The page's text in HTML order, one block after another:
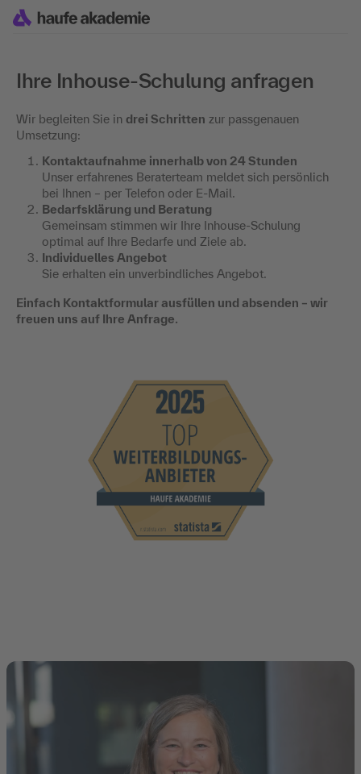
Ihre Inhouse-Schulung anfragen
Wir begleiten Sie in drei Schritten zur passgenauen
Umsetzung:
Kontaktaufnahme innerhalb von 24 Stunden
Unser erfahrenes Beraterteam meldet sich persönlich
bei Ihnen – per Telefon oder E-Mail.
Bedarfsklärung und Beratung
Gemeinsam stimmen wir Ihre Inhouse-Schulung
optimal auf Ihre Bedarfe und Ziele ab.
Individuelles Angebot
Sie erhalten ein unverbindliches Angebot.
Einfach Kontaktformular ausfüllen und absenden – wir
freuen uns auf Ihre Anfrage.